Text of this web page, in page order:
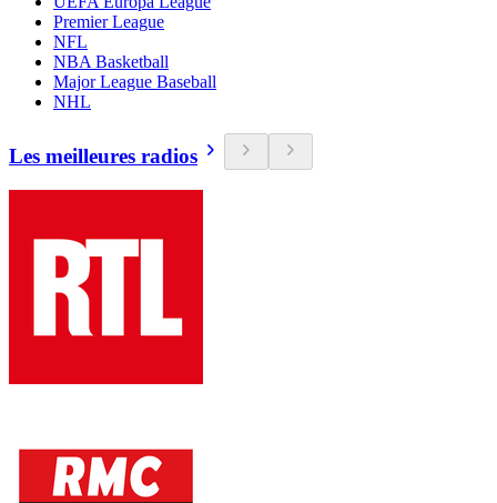
Premier League
NFL
NBA Basketball
Major League Baseball
NHL
Les meilleures radios